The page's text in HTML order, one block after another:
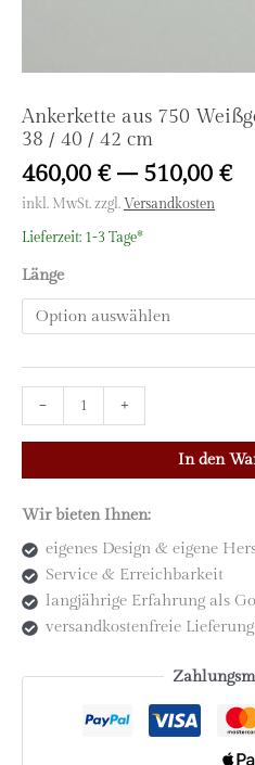
Ankerkette aus 750
38 / 40 / 42 cm
460,00 €–510,00 €
inkl. MwSt.zzgl.Versandkosten
Lieferzeit: 1-3 Tage*
Länge
-
Ankerkette
aus
Weißgold
mm)
|
Längen
38
40
+
In den
Wir bieten Ihnen:
eigenes Design & eigene
Service & Erreichbarkeit
langjährige Erfahrung als
versandkostenfreie